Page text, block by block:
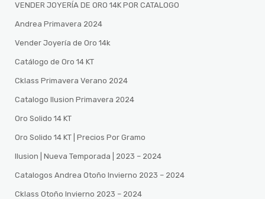
VENDER JOYERÍA DE ORO 14K POR CATALOGO
Andrea Primavera 2024
Vender Joyería de Oro 14k
Catálogo de Oro 14 KT
Cklass Primavera Verano 2024
Catalogo Ilusion Primavera 2024
Oro Solido 14 KT
Oro Solido 14 KT | Precios Por Gramo
Ilusion | Nueva Temporada | 2023 – 2024
Catalogos Andrea Otoño Invierno 2023 – 2024
Cklass Otoño Invierno 2023 – 2024